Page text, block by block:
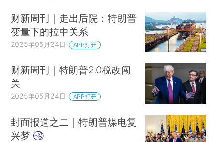
财新周刊｜走出后院：特朗普
变量下的拉中关系
2025年05月24日 APP打开
财新周刊｜特朗普2.0税改闯
关
2025年05月24日 APP打开
封面报道之二｜特朗普煤电复
兴梦